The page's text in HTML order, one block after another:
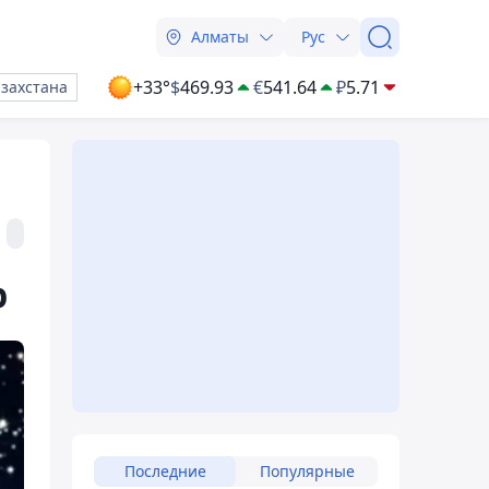
Алматы Рус
+33°$469.93 €541.64 ₽5.71
Последние Популярные